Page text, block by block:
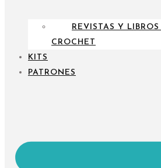
REVISTAS Y
CROCHET
KITS
PATRONES